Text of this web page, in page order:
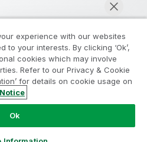
Legal Policies
Share My Info
International AB. Alle
experience with our websites
to your interests. By clicking ‘Ok’,
cookies which may involve
Refer to our Privacy & Cookie
for details on cookie usage on
Ok